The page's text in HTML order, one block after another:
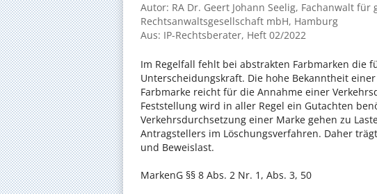
Autor: RA Dr. Geert Johann Seelig, Fachanwalt
Rechtsanwaltsgesellschaft mbH, Hamburg
Aus: IP-Rechtsberater, Heft 02/2022
Im Regelfall fehlt bei abstrakten Farbmarken die
Unterscheidungskraft. Die hohe Bekanntheit
Farbmarke reicht für die Annahme einer
Feststellung wird in aller Regel ein Gutachten
Verkehrsdurchsetzung einer Marke gehen zu
Antragstellers im Löschungsverfahren. Daher
und Beweislast.
MarkenG §§ 8 Abs. 2 Nr. 1, Abs. 3, 50